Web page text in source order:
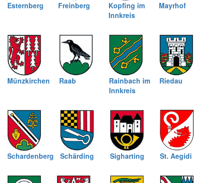
Esternberg Freinberg
Kopfing im
Innkreis
Mayrhof
Münzkirchen Raab
Rainbach im
Innkreis
Riedau
Schardenberg Schärding Sigharting St. Aegidi